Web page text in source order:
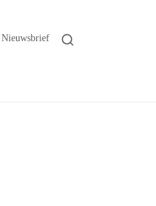
Nieuwsbrief